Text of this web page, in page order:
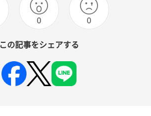
0 0
この記事をシェアする